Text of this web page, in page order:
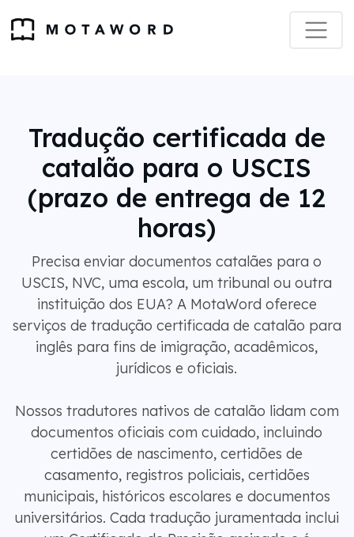
Tradução certificada de
catalão para o USCIS
(prazo de entrega de 12
horas)
Precisa enviar documentos catalães para o
USCIS, NVC, uma escola, um tribunal ou outra
instituição dos EUA? A MotaWord oferece
serviços de tradução certificada de catalão para
inglês para fins de imigração, acadêmicos,
jurídicos e oficiais.
Nossos tradutores nativos de catalão lidam com
documentos oficiais com cuidado, incluindo
certidões de nascimento, certidões de
casamento, registros policiais, certidões
municipais, históricos escolares e documentos
universitários. Cada tradução juramentada inclui